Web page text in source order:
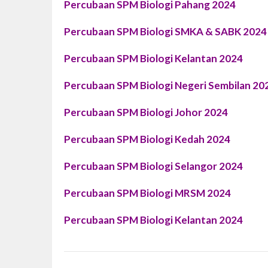
Percubaan SPMBiologiPahang 2024
Percubaan SPMBiologiSMKA & SABK 2024
Percubaan SPMBiologiKelantan 2024
Percubaan SPMBiologi Negeri Sembilan
Percubaan SPMBiologiJohor 2024
Percubaan SPMBiologiKedah 2024
Percubaan SPMBiologiSelangor 2024
Percubaan SPMBiologiMRSM 2024
Percubaan SPMBiologiKelantan 2024